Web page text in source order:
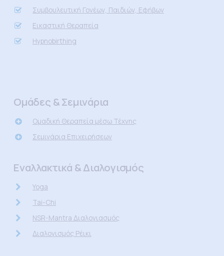
Συμβουλευτική Γονέων, Παιδιών, Εφήβων
Εικαστική Θεραπεία
Hypnobirthing
Ομάδες & Σεμινάρια
Ομαδική Θεραπεία μέσω Τέχνης
Σεμινάρια Επιχειρήσεων
Εναλλακτικά & Διαλογισμός
Yoga
Tai-Chi
NSR-Mantra Διαλογιασμός
Διαλογισμός Ρέικι